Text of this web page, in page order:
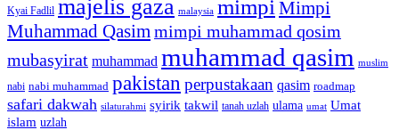
Kyai Fadlil majelis gaza malaysia mimpi Mimpi
Muhammad Qasim mimpi muhammad qosim
mubasyirat muhammad muhammad qasim muslim
nabi nabi muhammad pakistan perpustakaan qasim roadmap
safari dakwah silaturahmi syirik takwil tanah uzlah ulama umat Umat
islam uzlah